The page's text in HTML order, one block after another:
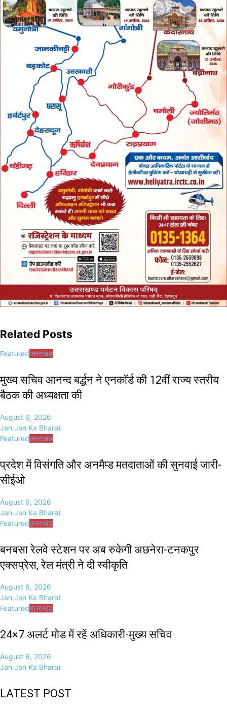
Related Posts
Featuredउत्तराखंड
मुख्य सचिव आनन्द बर्द्धन ने एनकॉर्ड की 12वीं राज्य स्तरीय
बैठक की अध्यक्षता की
August 6, 2026
Jan Jan Ka Bharat
Featuredउत्तराखंड
प्रदेश में विसंगति और अनमैप्ड मतदाताओं की सुनवाई जारी-
सीईओ
August 6, 2026
Jan Jan Ka Bharat
Featuredउत्तराखंड
बनबसा रेलवे स्टेशन पर अब रुकेगी अछनेरा-टनकपुर
एक्सप्रेस, रेल मंत्री ने दी स्वीकृति
August 6, 2026
Jan Jan Ka Bharat
Featuredउत्तराखंड
24×7 अलर्ट मोड में रहें अधिकारी-मुख्य सचिव
August 6, 2026
Jan Jan Ka Bharat
LATEST POST